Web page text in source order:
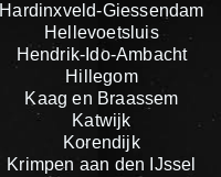
Hardinxveld-Giessendam
Hellevoetsluis
Hendrik-Ido-Ambacht
Hillegom
Kaag en Braassem
Katwijk
Korendijk
Krimpen aan den IJssel